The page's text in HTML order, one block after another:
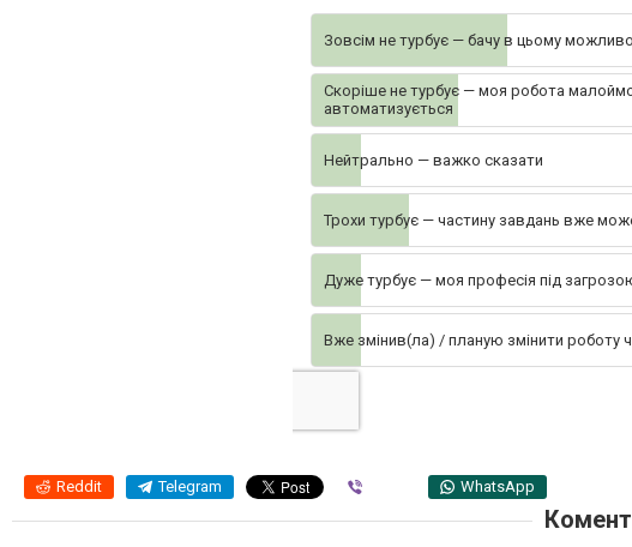
Зовсім не турбує — бачу в цьому
Скоріше не турбує — моя робота
автоматизується
Нейтрально — важко сказати
Трохи турбує — частину завдань вже
Дуже турбує — моя професія під
Вже змінив(ла) / планую змінити роботу
Reddit Telegram WhatsApp